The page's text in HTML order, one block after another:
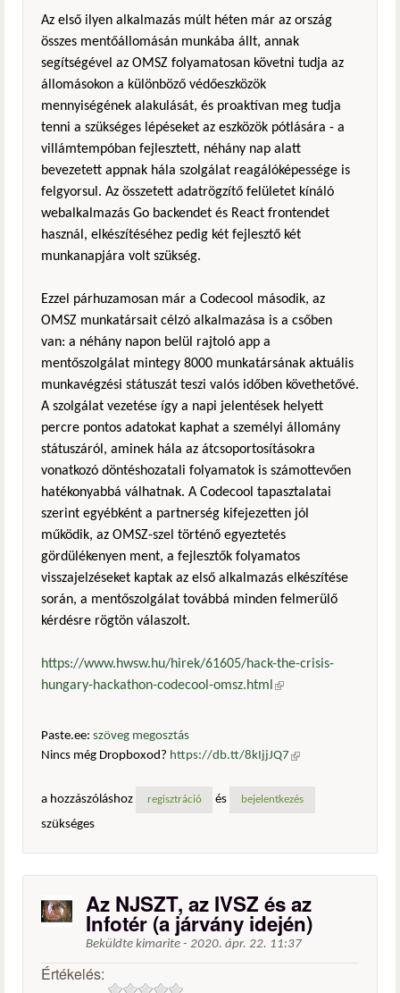
Az első ilyen alkalmazás múlt héten már az ország
összes mentőállomásán munkába állt, annak
segítségével az OMSZ folyamatosan követni tudja az
állomásokon a különböző védőeszközök
mennyiségének alakulását, és proaktívan meg tudja
tenni a szükséges lépéseket az eszközök pótlására - a
villámtempóban fejlesztett, néhány nap alatt
bevezetett appnak hála szolgálat reagálóképessége is
felgyorsul. Az összetett adatrögzítő felületet kínáló
webalkalmazás Go backendet és React frontendet
használ, elkészítéséhez pedig két fejlesztő két
munkanapjára volt szükség.
Ezzel párhuzamosan már a Codecool második, az
OMSZ munkatársait célzó alkalmazása is a csőben
van: a néhány napon belül rajtoló app a
mentőszolgálat mintegy 8000 munkatársának aktuális
munkavégzési státuszát teszi valós időben követhetővé.
A szolgálat vezetése így a napi jelentések helyett
percre pontos adatokat kaphat a személyi állomány
státuszáról, aminek hála az átcsoportosításokra
vonatkozó döntéshozatali folyamatok is számottevően
hatékonyabbá válhatnak. A Codecool tapasztalatai
szerint egyébként a partnerség kifejezetten jól
működik, az OMSZ-szel történő egyeztetés
gördülékenyen ment, a fejlesztők folyamatos
visszajelzéseket kaptak az első alkalmazás elkészítése
során, a mentőszolgálat továbbá minden felmerülő
kérdésre rögtön válaszolt.
https://www.hwsw.hu/hirek/61605/hack-the-crisis-
hungary-hackathon-codecool-omsz.html(külső hivatkozás)
Paste.ee: szöveg megosztás
Nincs még Dropboxod? https://db.tt/8kIjjJQ7 (külső
a hozzászóláshoz
regisztráció és bejelentkezés
szükséges
Az NJSZT, az IVSZ és az
Infotér (a járvány idején)
Beküldte kimarite - 2020. ápr. 22. 11:37
Értékelés: